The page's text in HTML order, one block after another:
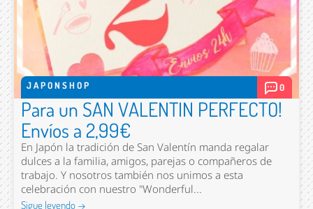
JAPONSHOP 0
Para un SAN VALENTIN PERFECTO!
Envíos a 2,99€
En Japón la tradición de San Valentín manda regalar
dulces a la familia, amigos, parejas o compañeros de
trabajo. Y nosotros también nos unimos a esta
celebración con nuestro "Wonderful...
Sigue leyendo →